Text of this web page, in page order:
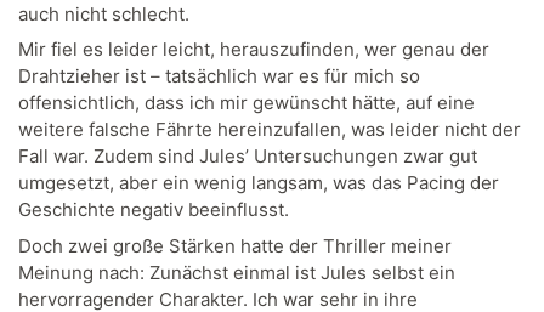
auch nicht schlecht.
Mir fiel es leider leicht, herauszufinden, wer genau der
Drahtzieher ist – tatsächlich war es für mich so
offensichtlich, dass ich mir gewünscht hätte, auf eine
weitere falsche Fährte hereinzufallen, was leider nicht der
Fall war. Zudem sind Jules’ Untersuchungen zwar gut
umgesetzt, aber ein wenig langsam, was das Pacing der
Geschichte negativ beeinflusst.
Doch zwei große Stärken hatte der Thriller meiner
Meinung nach: Zunächst einmal ist Jules selbst ein
hervorragender Charakter. Ich war sehr in ihre